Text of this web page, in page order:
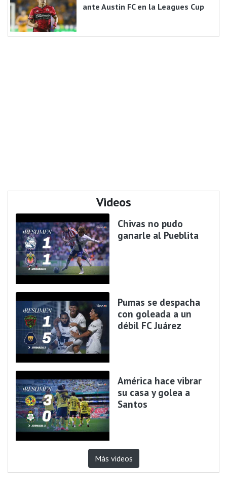
ante Austin FC en la Leagues Cup
Videos
Chivas no pudo
ganarle al Pueblita
Pumas se despacha
con goleada a un
débil FC Juárez
América hace vibrar
su casa y golea a
Santos
Más videos